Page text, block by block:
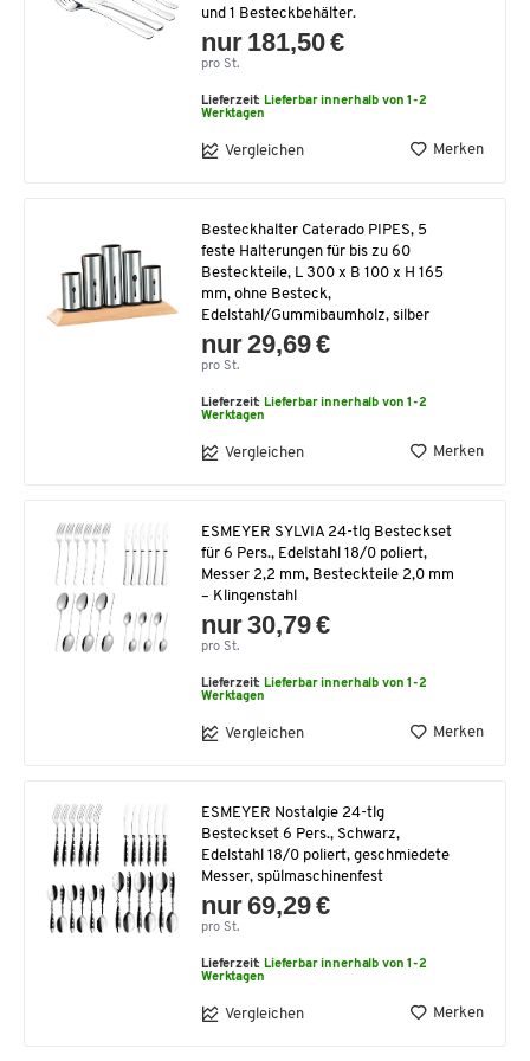
und 1 Besteckbehälter.
nur 181,50 €
pro St.
Lieferzeit: Lieferbar innerhalb von 1-2
Werktagen
Vergleichen Merken
Besteckhalter Caterado PIPES, 5
feste Halterungen für bis zu 60
Besteckteile, L 300 x B 100 x H 165
mm, ohne Besteck,
Edelstahl/Gummibaumholz, silber
nur 29,69 €
pro St.
Lieferzeit: Lieferbar innerhalb von 1-2
Werktagen
Vergleichen Merken
ESMEYER SYLVIA 24-tlg Besteckset
für 6 Pers., Edelstahl 18/0 poliert,
Messer 2,2 mm, Besteckteile 2,0 mm
– Klingenstahl
nur 30,79 €
pro St.
Lieferzeit: Lieferbar innerhalb von 1-2
Werktagen
Vergleichen Merken
ESMEYER Nostalgie 24-tlg
Besteckset 6 Pers., Schwarz,
Edelstahl 18/0 poliert, geschmiedete
Messer, spülmaschinenfest
nur 69,29 €
pro St.
Lieferzeit: Lieferbar innerhalb von 1-2
Werktagen
Vergleichen Merken